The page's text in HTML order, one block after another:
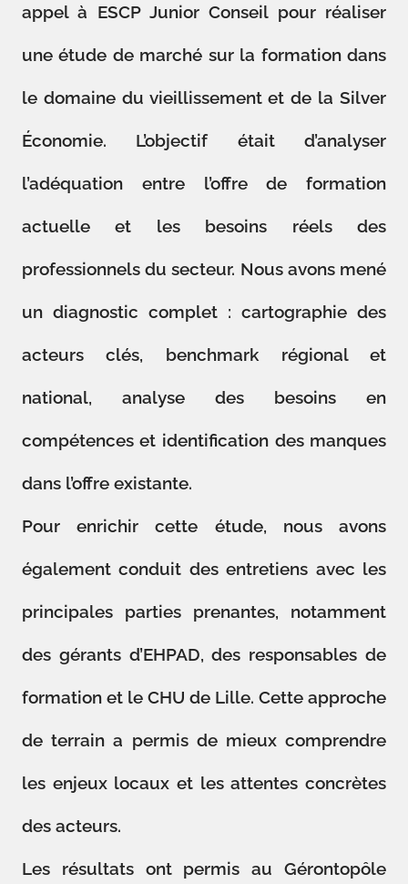
appel à ESCP Junior Conseil pour réaliser
une étude de marché sur la formation dans
le domaine du vieillissement et de la Silver
Économie. L’objectif était d’analyser
l’adéquation entre l’offre de formation
actuelle et les besoins réels des
professionnels du secteur. Nous avons mené
un diagnostic complet : cartographie des
acteurs clés, benchmark régional et
national, analyse des besoins en
compétences et identification des manques
dans l’offre existante.
Pour enrichir cette étude, nous avons
également conduit des entretiens avec les
principales parties prenantes, notamment
des gérants d’EHPAD, des responsables de
formation et le CHU de Lille. Cette approche
de terrain a permis de mieux comprendre
les enjeux locaux et les attentes concrètes
des acteurs.
Les résultats ont permis au Gérontopôle